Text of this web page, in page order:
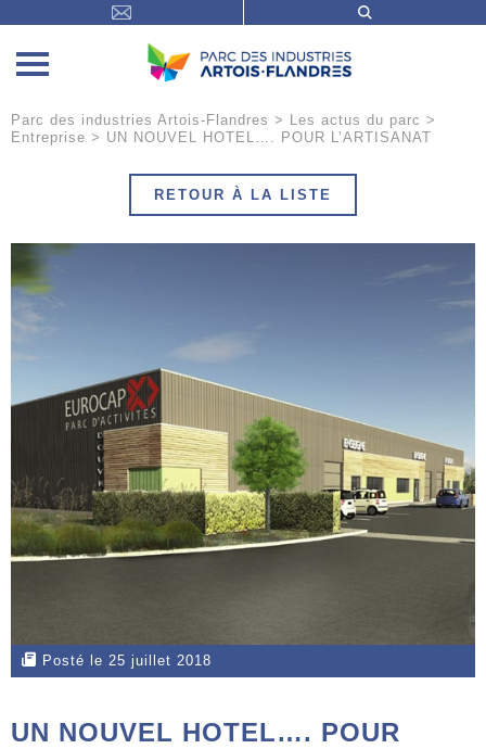
Parc des industries Artois-Flandres > Les actus du parc >
Entreprise > UN NOUVEL HOTEL…. POUR L’ARTISANAT
RETOUR À LA LISTE
Posté le 25 juillet 2018
UN NOUVEL HOTEL…. POUR